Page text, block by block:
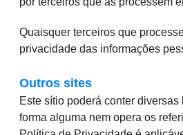
Quaisquer terceiros que process
privacidade das informações
Outros sites
Este sítio poderá conter
forma alguma nem opera os